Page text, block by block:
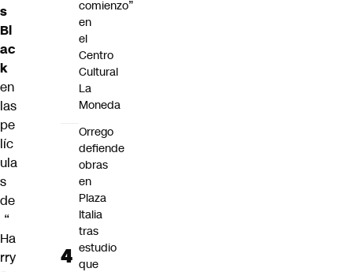
s
Bl
ac
k
en
las
pe
líc
ula
s
de
“
Ha
rry
comienzo”
en
el
Centro
Cultural
La
Moneda
Orrego
defiende
obras
en
Plaza
Italia
tras
estudio
que